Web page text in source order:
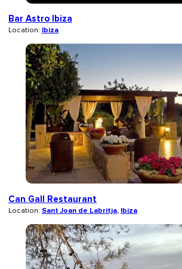
Bar Astro Ibiza
Location: Ibiza
Can Gall Restaurant
Location: Sant Joan de Labritja, Ibiza